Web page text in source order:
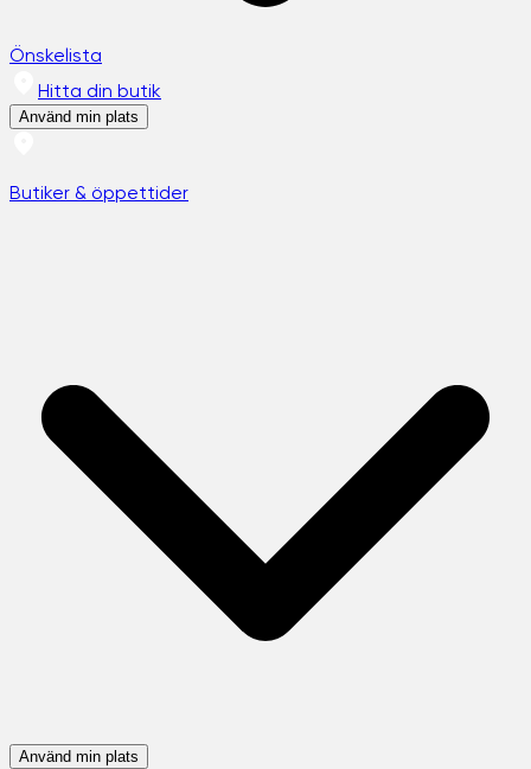
Önskelista
Hitta din butik
Använd min plats
Butiker & öppettider
Använd min plats